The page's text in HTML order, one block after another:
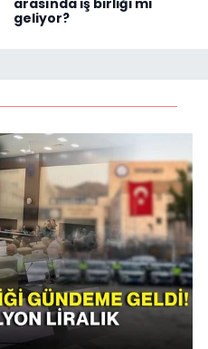
arasında iş birliği mi
geliyor?